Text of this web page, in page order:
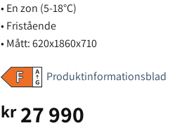
• En zon (5-18°C)
• Fristående
• Mått: 620x1860x710
Produktinformationsblad
kr27 990